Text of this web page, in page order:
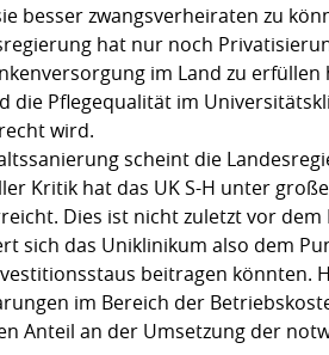
besser zwangsverheiraten zu
hat nur noch
im Land zu
Pflegequalität im
wird.
scheint die
Kritik hat das UK S-H unter
Dies ist nicht zuletzt vor
sich das Uniklinikum also dem
beitragen könnten.
im Bereich der
Anteil an der Umsetzung der